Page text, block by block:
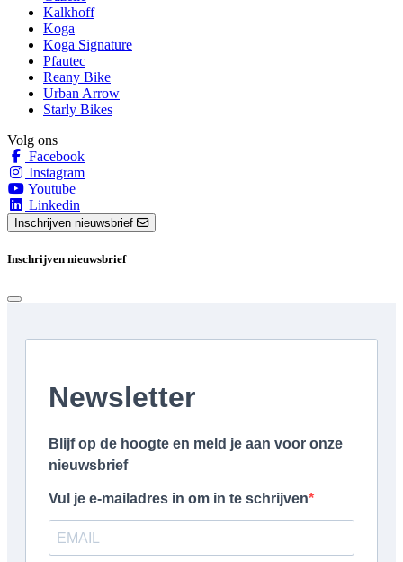
Kalkhoff
Koga
Koga Signature
Pfautec
Reany Bike
Urban Arrow
Starly Bikes
Volg ons
Facebook
Instagram
Youtube
Linkedin
Inschrijven nieuwsbrief
Inschrijven nieuwsbrief